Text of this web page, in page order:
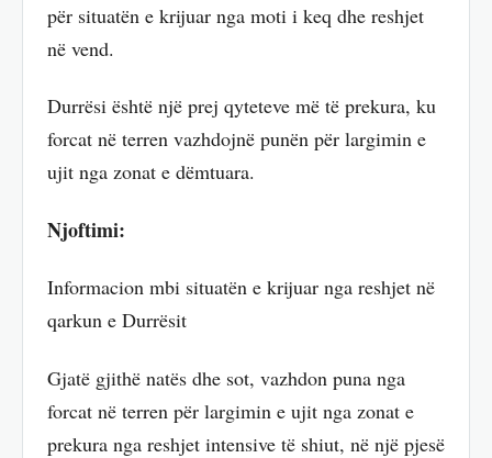
për situatën e krijuar nga moti i keq dhe reshjet
në vend.
Durrësi është një prej qyteteve më të prekura, ku
forcat në terren vazhdojnë punën për largimin e
ujit nga zonat e dëmtuara.
Njoftimi:
Informacion mbi situatën e krijuar nga reshjet në
qarkun e Durrësit
Gjatë gjithë natës dhe sot, vazhdon puna nga
forcat në terren për largimin e ujit nga zonat e
prekura nga reshjet intensive të shiut, në një pjesë